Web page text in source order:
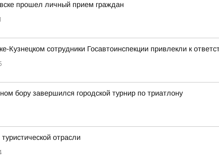
прошел личный прием граждан
Кузнецком сотрудники Госавтоинспекции привлекли к
бору завершился городской турнир по триатлону
отрасли